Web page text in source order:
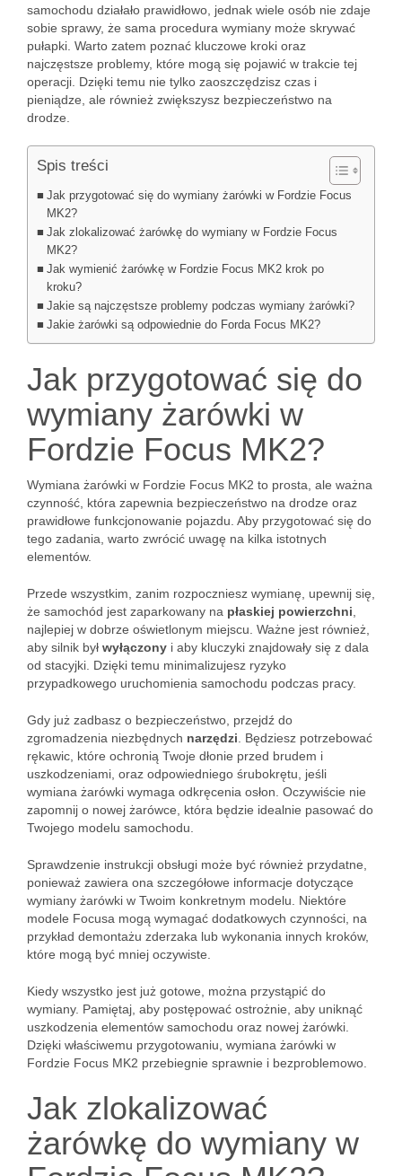
samochodu działało prawidłowo, jednak wiele osób nie zdaje
sobie sprawy, że sama procedura wymiany może skrywać
pułapki. Warto zatem poznać kluczowe kroki oraz
najczęstsze problemy, które mogą się pojawić w trakcie tej
operacji. Dzięki temu nie tylko zaoszczędzisz czas i
pieniądze, ale również zwiększysz bezpieczeństwo na
drodze.
Spis treści
Jak przygotować się do wymiany żarówki w Fordzie Focus
MK2?
Jak zlokalizować żarówkę do wymiany w Fordzie Focus
MK2?
Jak wymienić żarówkę w Fordzie Focus MK2 krok po
kroku?
Jakie są najczęstsze problemy podczas wymiany żarówki?
Jakie żarówki są odpowiednie do Forda Focus MK2?
Jak przygotować się do
wymiany żarówki w
Fordzie Focus MK2?
Wymiana żarówki w Fordzie Focus MK2 to prosta, ale ważna
czynność, która zapewnia bezpieczeństwo na drodze oraz
prawidłowe funkcjonowanie pojazdu. Aby przygotować się do
tego zadania, warto zwrócić uwagę na kilka istotnych
elementów.
Przede wszystkim, zanim rozpoczniesz wymianę, upewnij się,
że samochód jest zaparkowany na płaskiej powierzchni
najlepiej w dobrze oświetlonym miejscu. Ważne jest również,
aby silnik był wyłączony i aby kluczyki znajdowały się z dala
od stacyjki. Dzięki temu minimalizujesz ryzyko
przypadkowego uruchomienia samochodu podczas pracy.
Gdy już zadbasz o bezpieczeństwo, przejdź do
zgromadzenia niezbędnych narzędzi . Będziesz potrzebować
rękawic, które ochronią Twoje dłonie przed brudem i
uszkodzeniami, oraz odpowiedniego śrubokrętu, jeśli
wymiana żarówki wymaga odkręcenia osłon. Oczywiście nie
zapomnij o nowej żarówce, która będzie idealnie pasować do
Twojego modelu samochodu.
Sprawdzenie instrukcji obsługi może być również przydatne,
ponieważ zawiera ona szczegółowe informacje dotyczące
wymiany żarówki w Twoim konkretnym modelu. Niektóre
modele Focusa mogą wymagać dodatkowych czynności, na
przykład demontażu zderzaka lub wykonania innych kroków,
które mogą być mniej oczywiste.
Kiedy wszystko jest już gotowe, można przystąpić do
wymiany. Pamiętaj, aby postępować ostrożnie, aby uniknąć
uszkodzenia elementów samochodu oraz nowej żarówki.
Dzięki właściwemu przygotowaniu, wymiana żarówki w
Fordzie Focus MK2 przebiegnie sprawnie i bezproblemowo.
Jak zlokalizować
żarówkę do wymiany w